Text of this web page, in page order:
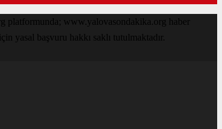
platformunda; www.yalovasondakika.org haber
yasal başvuru hakkı saklı tutulmaktadır.